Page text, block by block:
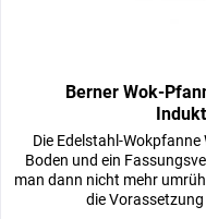
Berner Wok-
Die Edelstahl-Wokpfanne
Boden und ein
man dann nicht mehr
die